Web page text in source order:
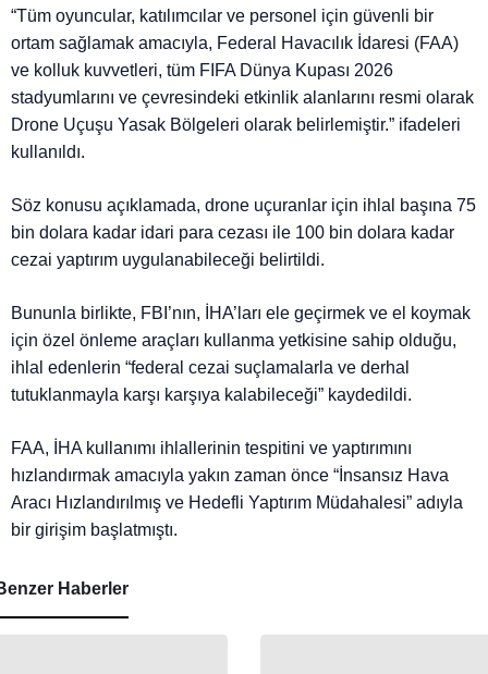
“Tüm oyuncular, katılımcılar ve personel için güvenli bir
ortam sağlamak amacıyla, Federal Havacılık İdaresi (FAA)
ve kolluk kuvvetleri, tüm FIFA Dünya Kupası 2026
stadyumlarını ve çevresindeki etkinlik alanlarını resmi olarak
Drone Uçuşu Yasak Bölgeleri olarak belirlemiştir.” ifadeleri
kullanıldı.
Söz konusu açıklamada, drone uçuranlar için ihlal başına 75
bin dolara kadar idari para cezası ile 100 bin dolara kadar
cezai yaptırım uygulanabileceği belirtildi.
Bununla birlikte, FBI’nın, İHA’ları ele geçirmek ve el koymak
için özel önleme araçları kullanma yetkisine sahip olduğu,
ihlal edenlerin “federal cezai suçlamalarla ve derhal
tutuklanmayla karşı karşıya kalabileceği” kaydedildi.
FAA, İHA kullanımı ihlallerinin tespitini ve yaptırımını
hızlandırmak amacıyla yakın zaman önce “İnsansız Hava
Aracı Hızlandırılmış ve Hedefli Yaptırım Müdahalesi” adıyla
bir girişim başlatmıştı.
Haberler